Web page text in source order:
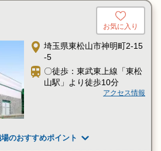
お気に入り
埼玉県東松山市神明町2-15
-5
〇徒歩：東武東上線「東松
山駅」より徒歩10分
アクセス情報
のおすすめポイント